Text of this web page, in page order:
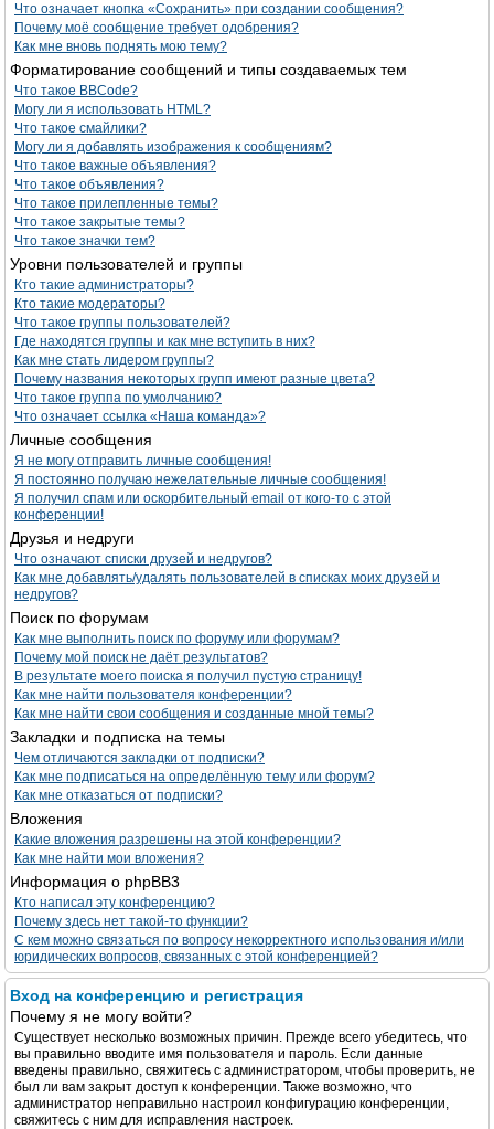
Что означает кнопка «Сохранить» при создании сообщения?
Почему моё сообщение требует одобрения?
Как мне вновь поднять мою тему?
Форматирование сообщений и типы создаваемых тем
Что такое BBCode?
Могу ли я использовать HTML?
Что такое смайлики?
Могу ли я добавлять изображения к сообщениям?
Что такое важные объявления?
Что такое объявления?
Что такое прилепленные темы?
Что такое закрытые темы?
Что такое значки тем?
Уровни пользователей и группы
Кто такие администраторы?
Кто такие модераторы?
Что такое группы пользователей?
Где находятся группы и как мне вступить в них?
Как мне стать лидером группы?
Почему названия некоторых групп имеют разные цвета?
Что такое группа по умолчанию?
Что означает ссылка «Наша команда»?
Личные сообщения
Я не могу отправить личные сообщения!
Я постоянно получаю нежелательные личные сообщения!
Я получил спам или оскорбительный email от кого-то с этой
конференции!
Друзья и недруги
Что означают списки друзей и недругов?
Как мне добавлять/удалять пользователей в списках моих друзей и
недругов?
Поиск по форумам
Как мне выполнить поиск по форуму или форумам?
Почему мой поиск не даёт результатов?
В результате моего поиска я получил пустую страницу!
Как мне найти пользователя конференции?
Как мне найти свои сообщения и созданные мной темы?
Закладки и подписка на темы
Чем отличаются закладки от подписки?
Как мне подписаться на определённую тему или форум?
Как мне отказаться от подписки?
Вложения
Какие вложения разрешены на этой конференции?
Как мне найти мои вложения?
Информация о phpBB3
Кто написал эту конференцию?
Почему здесь нет такой-то функции?
С кем можно связаться по вопросу некорректного использования и/или
юридических вопросов, связанных с этой конференцией?
Вход на конференцию и регистрация
Почему я не могу войти?
Существует несколько возможных причин. Прежде всего убедитесь, что
вы правильно вводите имя пользователя и пароль. Если данные
введены правильно, свяжитесь с администратором, чтобы проверить, не
был ли вам закрыт доступ к конференции. Также возможно, что
администратор неправильно настроил конфигурацию конференции,
свяжитесь с ним для исправления настроек.